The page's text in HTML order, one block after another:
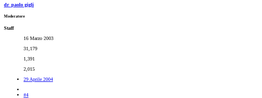
dr_paolo gigli
Moderatore
Staff
16 Marzo 2003
31,179
1,391
2,015
29 Aprile 2004
#4